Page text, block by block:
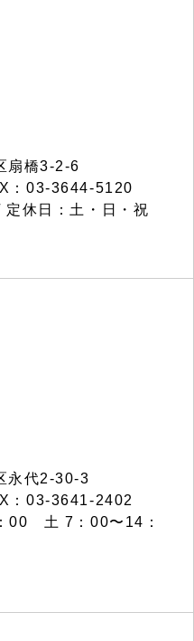
扇橋3-2-6
：03-3644-5120
休日：土・日・祝
永代2-30-3
：03-3641-2402
00 土 7：00〜14：